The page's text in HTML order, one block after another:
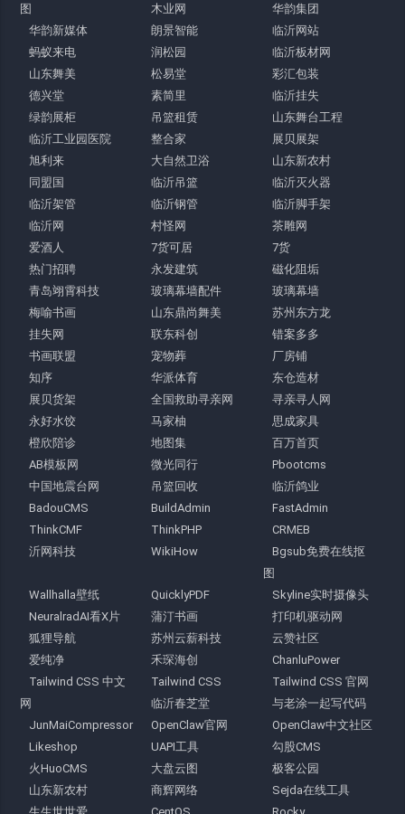
图
木业网
华韵集团
华韵新媒体
朗景智能
临沂网站
蚂蚁来电
润松园
临沂板材网
山东舞美
松易堂
彩汇包装
德兴堂
素简里
临沂挂失
绿韵展柜
吊篮租赁
山东舞台工程
临沂工业园医院
整合家
展贝展架
旭利来
大自然卫浴
山东新农村
同盟国
临沂吊篮
临沂灭火器
临沂架管
临沂钢管
临沂脚手架
临沂网
村怪网
茶雕网
爱酒人
7货可居
7货
热门招聘
永发建筑
磁化阻垢
青岛翊霄科技
玻璃幕墙配件
玻璃幕墙
梅喻书画
山东鼎尚舞美
苏州东方龙
挂失网
联东科创
错案多多
书画联盟
宠物葬
厂房铺
知序
华派体育
东仓造材
展贝货架
全国救助寻亲网
寻亲寻人网
永好水饺
马家柚
思成家具
橙欣陪诊
地图集
百万首页
AB模板网
微光同行
Pbootcms
中国地震台网
吊篮回收
临沂鸽业
BadouCMS
BuildAdmin
FastAdmin
ThinkCMF
ThinkPHP
CRMEB
沂网科技
WikiHow
Bgsub免费在线抠
图
Wallhalla壁纸
QuicklyPDF
Skyline实时摄像头
NeuralradAI看X片
蒲汀书画
打印机驱动网
狐狸导航
苏州云薪科技
云赞社区
爱纯净
禾琛海创
ChanluPower
Tailwind CSS 中文
网
Tailwind CSS
Tailwind CSS 官网
临沂春芝堂
与老涂一起写代码
JunMaiCompressor
OpenClaw官网
OpenClaw中文社区
Likeshop
UAPI工具
勾股CMS
火HuoCMS
大盘云图
极客公园
山东新农村
商辉网络
Sejda在线工具